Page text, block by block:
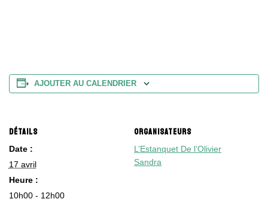
AJOUTER AU CALENDRIER
DÉTAILS
Date :
17 avril
Heure :
10h00 - 12h00
ORGANISATEURS
L’Estanquet De l’Olivier
Sandra